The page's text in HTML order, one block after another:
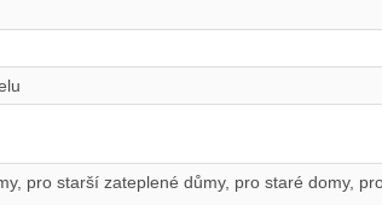
pro starší zateplené důmy, pro staré domy,